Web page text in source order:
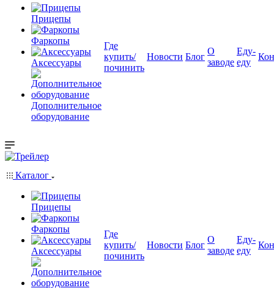
Прицепы
Фаркопы
Аксессуары
Дополнительное
оборудование
Где
купить/
починить
Новости Блог
О
заводе
Еду-
еду
Каталог
Прицепы
Фаркопы
Аксессуары
Где
купить/
починить
Новости Блог
О
заводе
Еду-
еду